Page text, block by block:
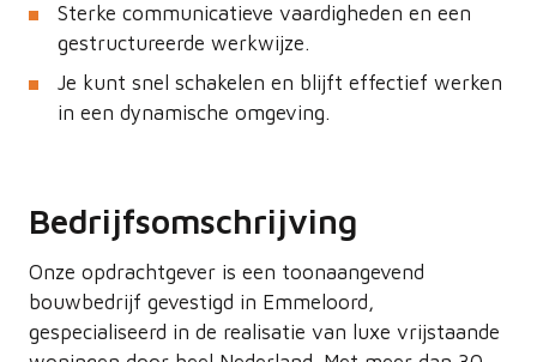
Sterke communicatieve vaardigheden en een
gestructureerde werkwijze.
Je kunt snel schakelen en blijft effectief werken
in een dynamische omgeving.
Bedrijfsomschrijving
Onze opdrachtgever is een toonaangevend
bouwbedrijf gevestigd in Emmeloord,
gespecialiseerd in de realisatie van luxe vrijstaande